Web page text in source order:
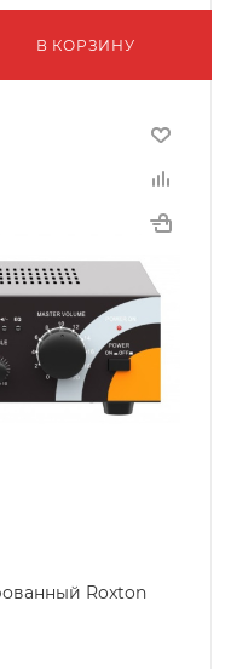
В КОРЗИНУ
Roxton